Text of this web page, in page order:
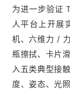
为进一步验证
人平台上开展
机、六维力 /
瓶擦拭、卡片
入五类典型接
度、姿态、光